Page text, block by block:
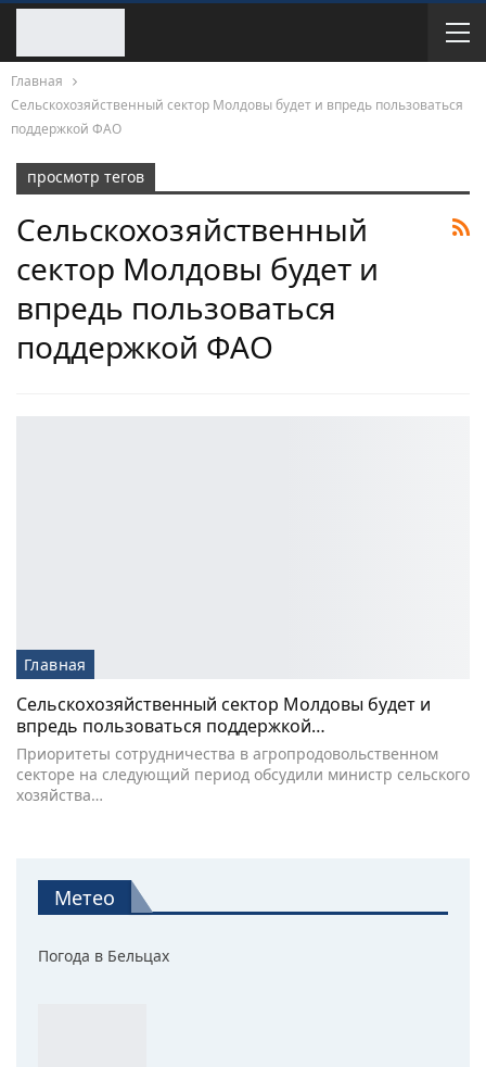
Главная
Сельскохозяйственный сектор Молдовы будет и впредь пользоваться
поддержкой ФАО
просмотр тегов
Сельскохозяйственный
сектор Молдовы будет и
впредь пользоваться
поддержкой ФАО
Главная
Сельскохозяйственный сектор Молдовы будет и
впредь пользоваться поддержкой…
Приоритеты сотрудничества в агропродовольственном
секторе на следующий период обсудили министр сельского
хозяйства…
Метео
Погода в Бельцах